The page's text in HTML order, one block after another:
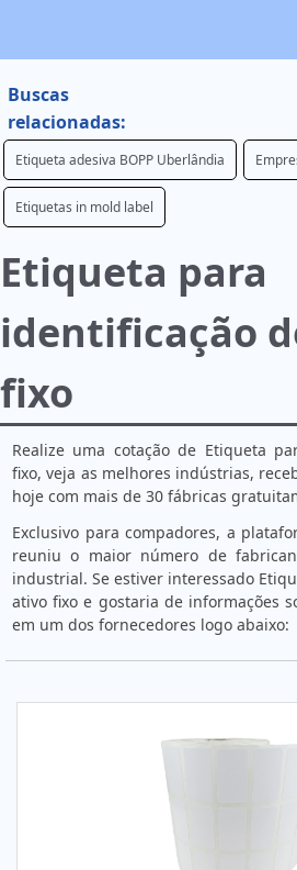
Buscas
relacionadas:
Etiqueta adesiva BOPP Uberlândia
Etiquetas in mold label
Etiqueta para
identificação
fixo
Realize uma cotação de Etiqueta
fixo, veja as melhores indústrias,
hoje com mais de 30 fábricas
Exclusivo para compadores, a
reuniu o maior número de
industrial. Se estiver interessado
ativo fixo e gostaria de informações
em um dos fornecedores logo abaixo: